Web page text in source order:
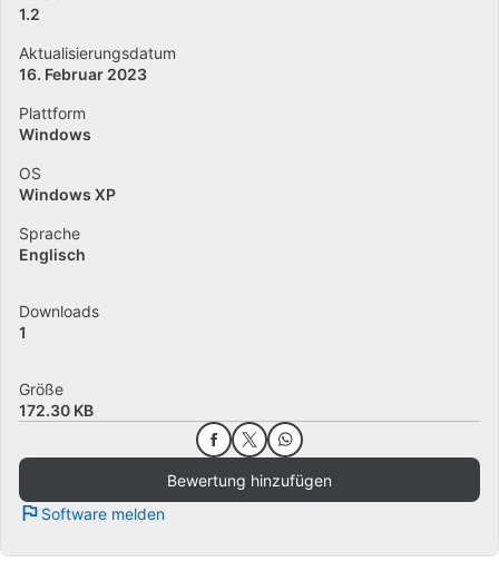
1.2
Aktualisierungsdatum
16. Februar 2023
Plattform
Windows
OS
Windows XP
Sprache
Englisch
Downloads
1
Größe
172.30 KB
Bewertung hinzufügen
Software melden